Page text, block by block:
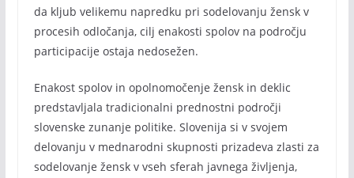
da kljub velikemu napredku pri sodelovanju žensk v
procesih odločanja, cilj enakosti spolov na področju
participacije ostaja nedosežen.
Enakost spolov in opolnomočenje žensk in deklic
predstavljala tradicionalni prednostni področji
slovenske zunanje politike. Slovenija si v svojem
delovanju v mednarodni skupnosti prizadeva zlasti za
sodelovanje žensk v vseh sferah javnega življenja,